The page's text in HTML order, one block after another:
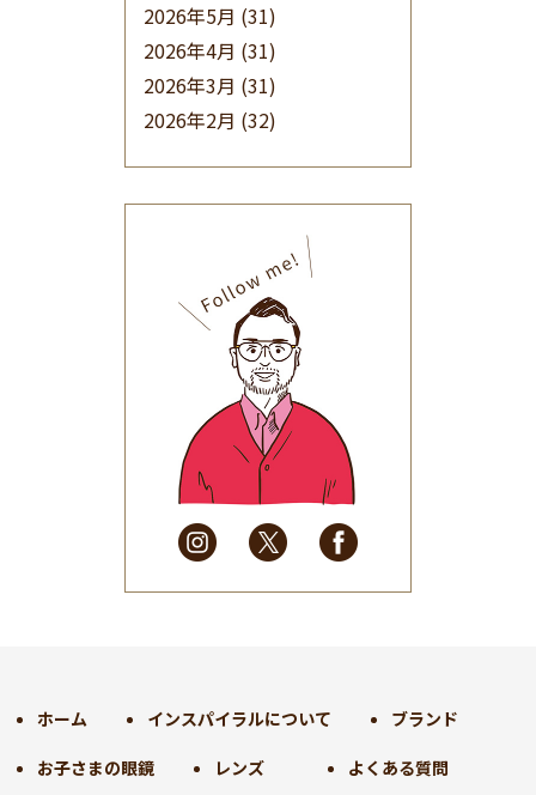
2026年5月 (31)
2026年4月 (31)
2026年3月 (31)
2026年2月 (32)
(32)
2025年9月(30)
2025年8月(31)
2025年7月(37)
2025年6月(48)
2025年5月
(41)
2025年4月
(32)
2025年3月(31)
2025年2月
(28)
2025年1月
(34)
2024年9月(30)
2024年7月(31)
ホーム インスパイラルについて ブランド
お子さまの眼鏡 レンズ よくある質問